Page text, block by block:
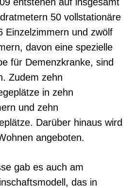
50 vollstationäre
Einzelzimmern und zwölf
davon eine spezielle
für Demenzkranke, sind
Zudem zehn
in zehn
und zehn
Darüber hinaus wird
angeboten.
gab es auch am
das in